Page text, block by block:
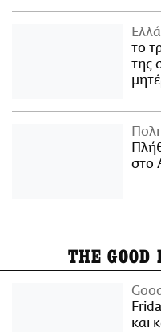
το
της
στο
THE GOOD
και